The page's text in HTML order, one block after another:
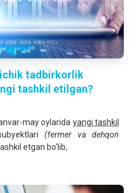
tadbirkorlik
tashkil etilgan?
may oylarida yangi tashkil
(fermer va dehqon
etgan bo‘lib,